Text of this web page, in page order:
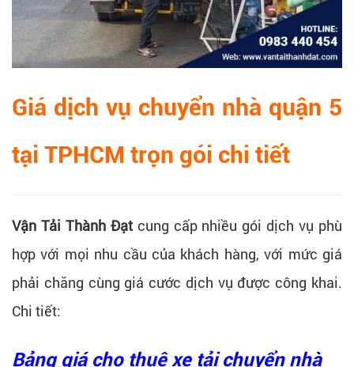
Giá dịch vụ chuyển nhà quận 5
tại TPHCM trọn gói chi tiết
Vận Tải Thành Đạtcung cấp nhiều gói dịch vụ phù
hợp với mọi nhu cầu của khách hàng, với mức giá
phải chăng cùng giá cước dịch vụ được công khai.
Chi tiết:
Bảng giá cho thuê xe tải chuyển nhà